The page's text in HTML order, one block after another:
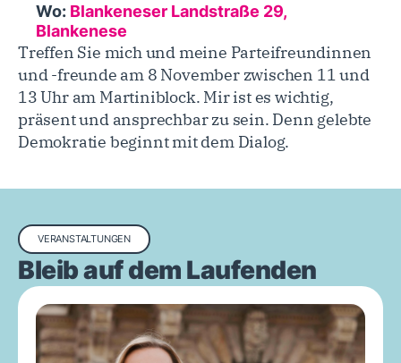
Wo: Blankeneser Landstraße 29,
Blankenese
Treffen Sie mich und meine Parteifreundinnen
und -freunde am 8 November zwischen 11 und
13 Uhr am Martiniblock. Mir ist es wichtig,
präsent und ansprechbar zu sein. Denn gelebte
Demokratie beginnt mit dem Dialog.
VERANSTALTUNGEN
Bleib auf dem Laufenden